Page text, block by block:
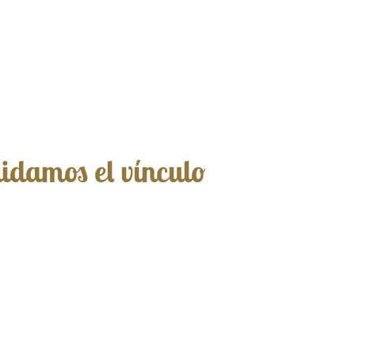
el vínculo